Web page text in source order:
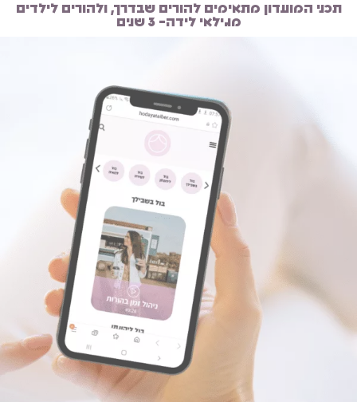
תכני המועדון מתאימים להורים שבדרך, ולהורים לילדים
מגילאי לידה- 3 שנים